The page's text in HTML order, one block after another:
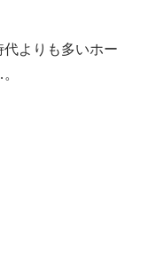
よりも多いホー